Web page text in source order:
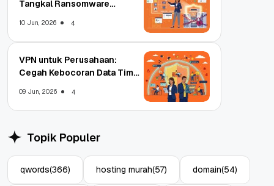
Tangkal Ransomware
10 Jun, 2026 4
VPN untuk Perusahaan:
Cegah Kebocoran Data Tim
09 Jun, 2026 4
Topik Populer
qwords(366) hosting murah(57) domain(54)